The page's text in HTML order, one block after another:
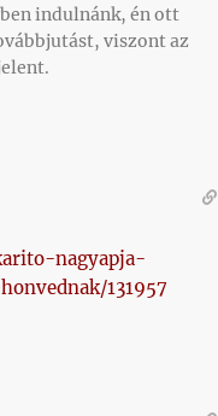
indulnánk, én ott
viszont az
nagyapja-
131957